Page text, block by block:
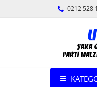
0212 528